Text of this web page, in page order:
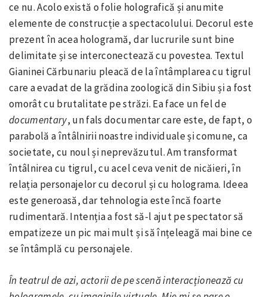
ce nu. Acolo există o folie holografică și anumite
elemente de construcție a spectacolului. Decorul este
prezent în acea hologramă, dar lucrurile sunt bine
delimitate și se interconectează cu povestea. Textul
Gianinei Cărbunariu pleacă de la întâmplarea cu tigrul
care a evadat de la grădina zoologică din Sibiu și a fost
omorât cu brutalitate pe străzi. Ea face un fel de
documentary, un fals documentar care este, de fapt, o
parabolă a întâlnirii noastre individuale și comune, ca
societate, cu noul și neprevăzutul. Am transformat
întâlnirea cu tigrul, cu acel ceva venit de nicăieri, în
relația personajelor cu decorul și cu holograma. Ideea
este generoasă, dar tehnologia este încă foarte
rudimentară. Intenția a fost să-l ajut pe spectator să
empatizeze un pic mai mult și să înțeleagă mai bine ce
se întâmplă cu personajele.
În teatrul de azi, actorii de pe scenă interacționează cu